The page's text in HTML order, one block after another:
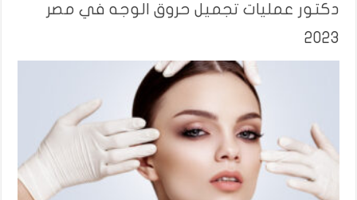
دكتور عمليات تجميل حروق الوجه في مصر
2023